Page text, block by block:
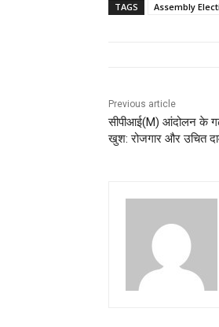
TAGS Assembly
Previous article
सीपीआई(M) आंदोलन के
खुश: रोजगार और उचित